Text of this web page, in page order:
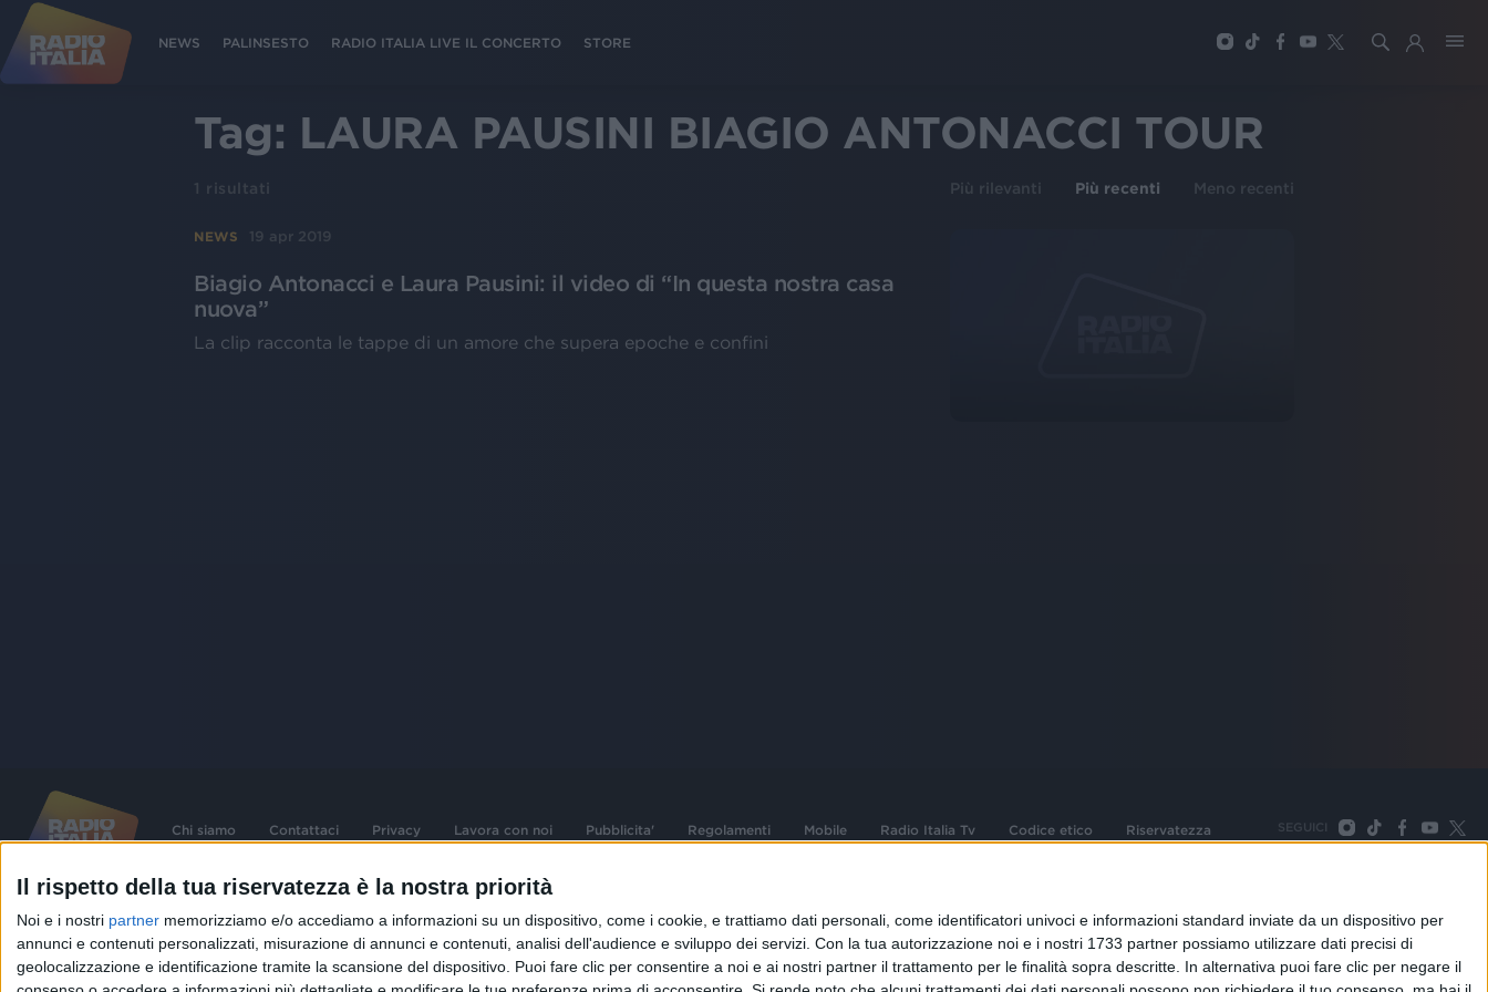
Il rispetto della tua riservatezza è la nostra priorità
Noi e i nostri partner memorizziamo e/o accediamo a informazioni su un dispositivo, come i cookie, e trattiamo dati personali, come identificatori univoci e informazioni standard inviate da un dispositivo per
annunci e contenuti personalizzati, misurazione di annunci e contenuti, analisi dell'audience e sviluppo dei servizi. Con la tua autorizzazione noi e i nostri 1733 partner possiamo utilizzare dati precisi di
geolocalizzazione e identificazione tramite la scansione del dispositivo. Puoi fare clic per consentire a noi e ai nostri partner il trattamento per le finalità sopra descritte. In alternativa puoi fare clic per negare il
NEWS PALINSESTO RADIO ITALIA LIVE IL CONCERTO STORE
Tag: LAURA PAUSINI BIAGIO ANTONACCI TOUR
1 risultati Più rilevanti Più recenti Meno recenti
NEWS 19 apr 2019
Biagio Antonacci e Laura Pausini: il video di “In questa nostra casa
nuova”
La clip racconta le tappe di un amore che supera epoche e confini
Chi siamo Contattaci Privacy Lavora con noi Pubblicita' Regolamenti Mobile Radio Italia Tv Codice etico Riservatezza SEGUICI
©2026RADIO ITALIA S.p.A. P.IVA 06832230152 | Tutti i diritti riservati. Per le opere dell'ingegno
contenute nel sito sono stati assolti gli obblighi derivanti dalla normativa dei diritti d'autore e dei diritti
connessi.
Capitale Sociale € 580.000,00 interamente versato. Iscr. Reg. Imprese Milano - C.F. e n° iscrizione
Sede Amministrativa: Viale Europa 49, 20093 Cologno Monzese (Mi) |Tel. +39 02 254441 | Fax +39
02 25444220
Sede Legale: Via Savona 97, 20144 Milano
TORNA SU